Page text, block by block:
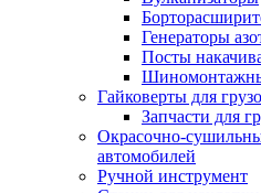
Генераторы
Посты
Гайковерты для
Запчасти для
Окрасочно-
автомобилей
Ручной инструмент